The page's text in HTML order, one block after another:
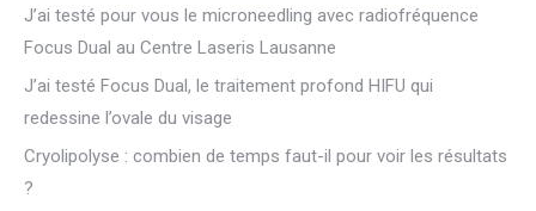
J’ai testé pour vous le microneedling avec radiofréquence
Focus Dual au Centre Laseris Lausanne
J’ai testé Focus Dual, le traitement profond HIFU qui
redessine l’ovale du visage
Cryolipolyse : combien de temps faut-il pour voir les résultats
?